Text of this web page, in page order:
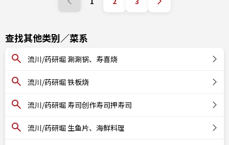
查找其他类别／菜系
流川/药研堀 涮涮锅、寿喜烧
流川/药研堀 铁板烧
流川/药研堀 寿司创作寿司押寿司
流川/药研堀 生鱼片、海鲜料理